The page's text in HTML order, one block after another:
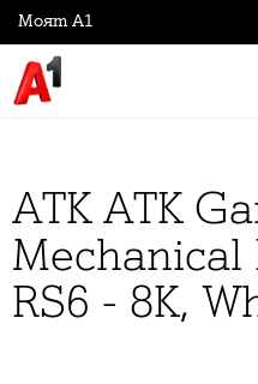
Моят А1
ATK ATK
Mechanical
RS6 - 8K,